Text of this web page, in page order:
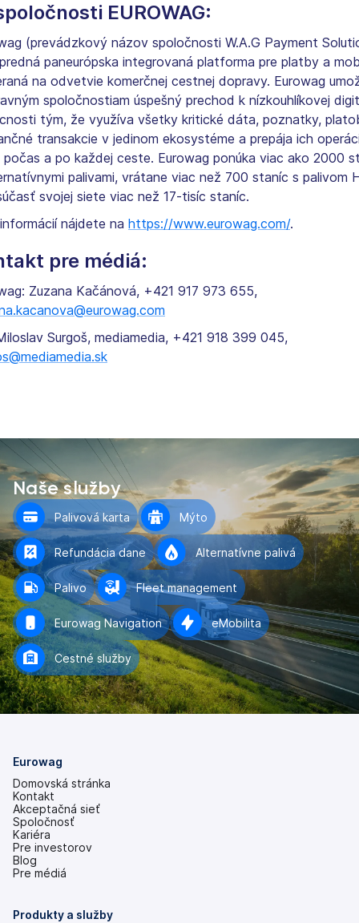
EUROWAG:
(prevádzkový názov spoločnosti W.A.G Payment
paneurópska integrovaná platforma pre platby a
na odvetvie komerčnej cestnej dopravy. Eurowag
spoločnostiam úspešný prechod k nízkouhlíkovej
tým, že využíva všetky kritické dáta, poznatky,
transakcie v jedinom ekosystéme a prepája ich
počas a po každej ceste. Eurowag ponúka viac ako 2000
palivami, vrátane viac než 700 staníc s palivom
svojej siete viac než 17-tisíc staníc.
nájdete na https://www.eurowag.com/.
pre médiá:
Zuzana Kačánová, +421 917 973 655,
Surgoš, mediamedia, +421 918 399 045,
Naše služby
Palivová karta Mýto
Refundácia dane Alternatívne palivá
Palivo Fleet management
Eurowag Navigation eMobilita
Cestné služby
Eurowag
Domovská stránka
Kontakt
Akceptačná sieť
Spoločnosť
Kariéra
Pre investorov
(otvoriť
s
Blog
Pre médiá
Produkty a služby